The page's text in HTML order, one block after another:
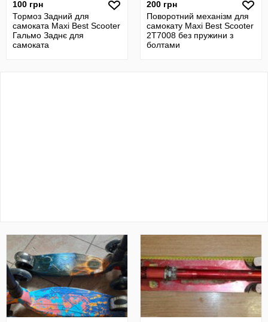
100 грн
Тормоз Задний для
самоката Maxi Best Scooter
Гальмо Заднє для
самоката
200 грн
Поворотний механізм для
самокату Maxi Best Scooter
2T7008 без пружини з
болтами